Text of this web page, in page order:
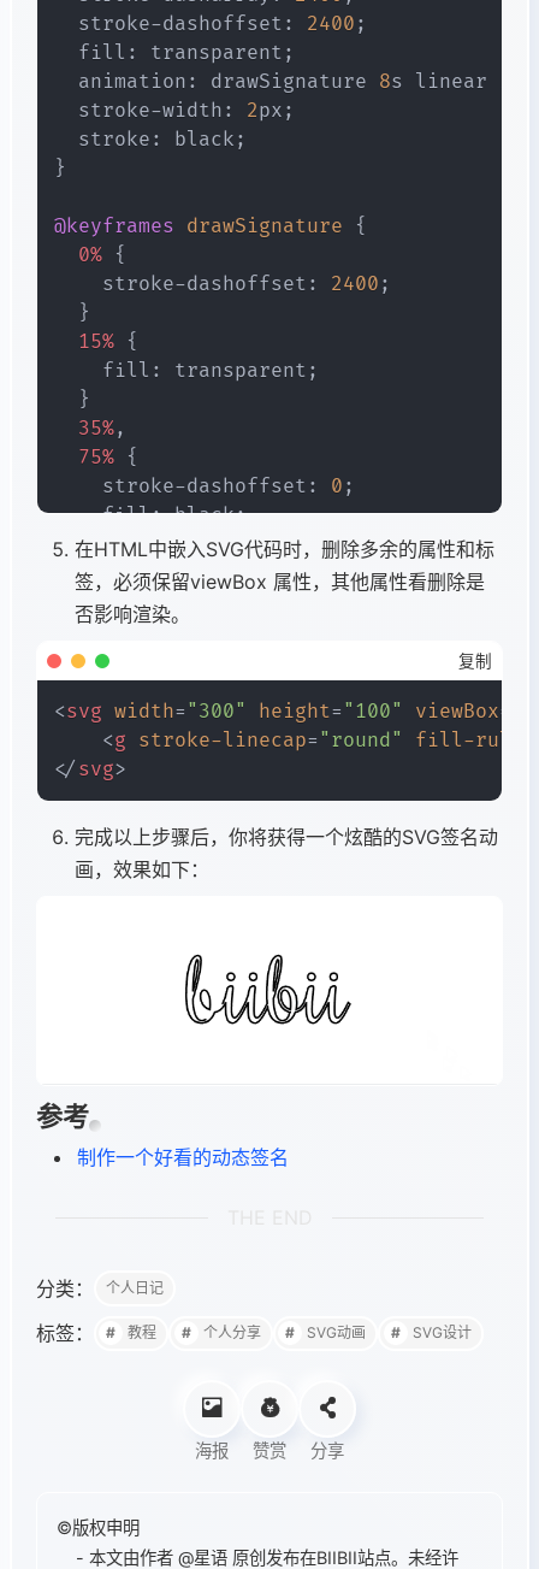
stroke-dashoffset : 2400 ;
fill : transparent ;
animation : drawSignature 8s linear
stroke-width : 2px ;
stroke : black ;
}
@keyframes drawSignature
{
0% {
stroke-dashoffset : 2400 ;
}
15% {
fill : transparent ;
}
35%,
  75%
{
stroke-dashoffset : 0 ;
fill: black;
}
90% ,
  to
{
stroke-dashoffset
fill
}
}
在HTML中嵌入SVG代码时，删除多余的属性和标
签，必须保留viewBox 属性，其他属性看删除是
否影响渲染。
复制
<svg width= " 300" height= " 100" viewBox=
<g stroke-linecap= " round " fill-rule
</svg>
完成以上步骤后，你将获得一个炫酷的SVG签名动
画，效果如下：
参考
制作一个好看的动态签名
分类： 个人日记
标签： 教程 个人分享 SVG动画 SVG设计
海报 赞赏 分享
©版权申明
- 本文由作者 @星语 原创发布在BIIBII站点。未经许